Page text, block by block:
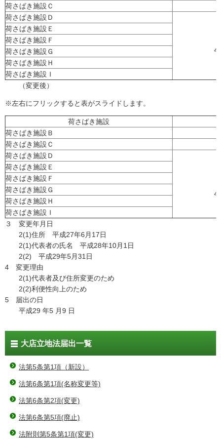
荷さばき施設Ｃ
荷さばき施設Ｄ
荷さばき施設Ｅ
荷さばき施設Ｆ
荷さばき施設Ｇ
荷さばき施設Ｈ
荷さばき施設Ｉ
（変更後）
※左右にフリックすると表がスライドします。
荷さばき施設
荷さばき施設Ｂ
荷さばき施設Ｃ
荷さばき施設Ｄ
荷さばき施設Ｅ
荷さばき施設Ｆ
荷さばき施設Ｇ
荷さばき施設Ｈ
荷さばき施設Ｉ
３ 変更年月日
2(1)住所 平成27年6月17日
2(1)代表者の氏名 平成28年10月1日
2(2) 平成29年5月31日
4 変更理由
2(1)代表者及び住所変更のため
2(2)利便性向上のため
5 届出の日
平成29 年5 月9 日
大店立地法届出一覧
法第5条第1項（新設）
法第6条第1項(名称変更等)
法第6条第2項(変更)
法第6条第5項(廃止)
法附則第5条第1項(変更)